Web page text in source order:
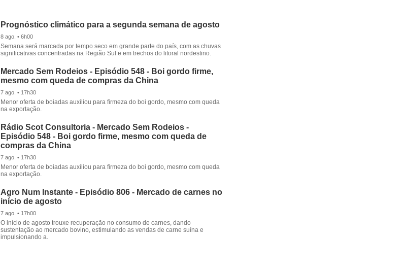
Prognóstico climático para a segunda semana de agosto
8 ago. • 6h00
Semana será marcada por tempo seco em grande parte do país, com as chuvas
significativas concentradas na Região Sul e em trechos do litoral nordestino.
Mercado Sem Rodeios - Episódio 548 - Boi gordo firme,
mesmo com queda de compras da China
7 ago. • 17h30
Menor oferta de boiadas auxiliou para firmeza do boi gordo, mesmo com queda
na exportação.
Rádio Scot Consultoria - Mercado Sem Rodeios -
Episódio 548 - Boi gordo firme, mesmo com queda de
compras da China
7 ago. • 17h30
Menor oferta de boiadas auxiliou para firmeza do boi gordo, mesmo com queda
na exportação.
Agro Num Instante - Episódio 806 - Mercado de carnes no
início de agosto
7 ago. • 17h00
O início de agosto trouxe recuperação no consumo de carnes, dando
sustentação ao mercado bovino, estimulando as vendas de carne suína e
impulsionando a.